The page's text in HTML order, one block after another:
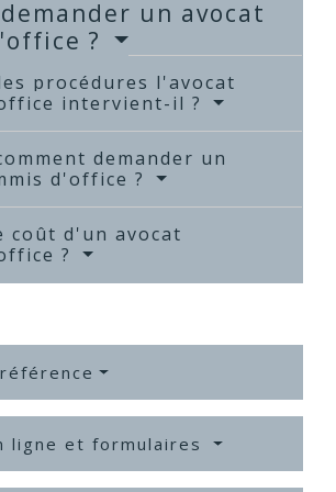
un avocat
?
procédures l'avocat
intervient-il ?
demander un
d'office ?
coût d'un avocat
?
ligne et formulaires